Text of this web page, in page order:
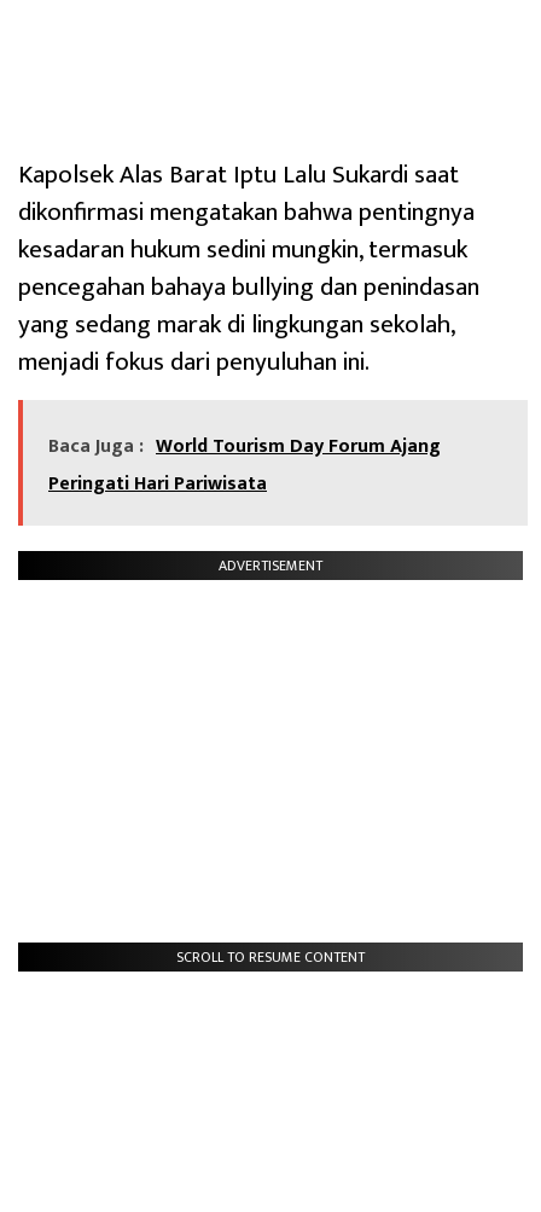
Kapolsek Alas Barat Iptu Lalu Sukardi saat
dikonfirmasi mengatakan bahwa pentingnya
kesadaran hukum sedini mungkin, termasuk
pencegahan bahaya bullying dan penindasan
yang sedang marak di lingkungan sekolah,
menjadi fokus dari penyuluhan ini.
Baca Juga : World Tourism Day Forum Ajang
Peringati Hari Pariwisata
ADVERTISEMENT
SCROLL TO RESUME CONTENT